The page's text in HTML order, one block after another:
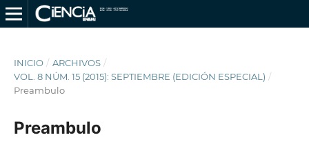
INICIO / ARCHIVOS /
VOL. 8 NÚM. 15 (2015): SEPTIEMBRE (EDICIÓN ESPECIAL) /
Preambulo
Preambulo